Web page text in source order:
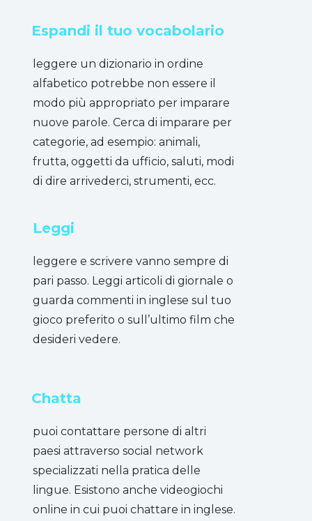
Espandi il tuo vocabolario
leggere un dizionario in ordine
alfabetico potrebbe non essere il
modo più appropriato per imparare
nuove parole. Cerca di imparare per
categorie, ad esempio: animali,
frutta, oggetti da ufficio, saluti, modi
di dire arrivederci, strumenti, ecc.
Leggi
leggere e scrivere vanno sempre di
pari passo. Leggi articoli di giornale o
guarda commenti in inglese sul tuo
gioco preferito o sull’ultimo film che
desideri vedere.
Chatta
puoi contattare persone di altri
paesi attraverso social network
specializzati nella pratica delle
lingue. Esistono anche videogiochi
online in cui puoi chattare in inglese.